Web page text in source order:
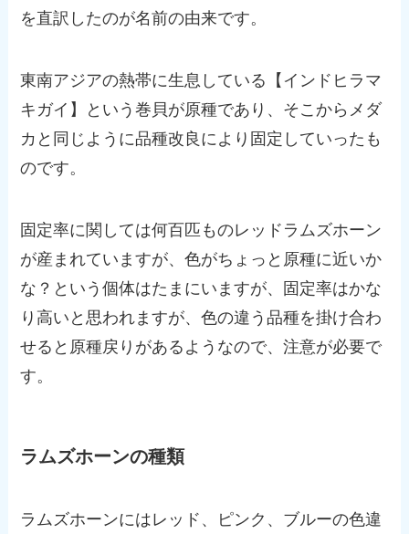
を直訳したのが名前の由来です。
東南アジアの熱帯に生息している【インドヒラマ
キガイ】という巻貝が原種であり、そこからメダ
カと同じように品種改良により固定していったも
のです。
固定率に関しては何百匹ものレッドラムズホーン
が産まれていますが、色がちょっと原種に近いか
な？という個体はたまにいますが、固定率はかな
り高いと思われますが、色の違う品種を掛け合わ
せると原種戻りがあるようなので、注意が必要で
す。
ラムズホーンの種類
ラムズホーンにはレッド、ピンク、ブルーの色違